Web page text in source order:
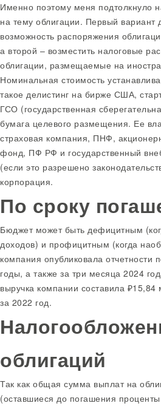
Именно поэтому меня подтолкнуло
на тему облигации. Первый вариант
возможность распоряжения
а второй – возместить налоговые
облигации, размещаемые на
Номинальная стоимость
такое делистинг на бирже США,
ГСО (государственная
бумага целевого размещения. Ее
страховая компания, ПНФ,
фонд, ПФ РФ и государственный
(если это разрешено
корпорация.
По сроку
Бюджет может быть дефицитным
доходов) и профицитным (когда
компания опубликовала
годы, а также за три месяца 2024
выручка компании составила
за 2022 год.
облигаций
Так как общая сумма выплат на
(оставшиеся до погашения